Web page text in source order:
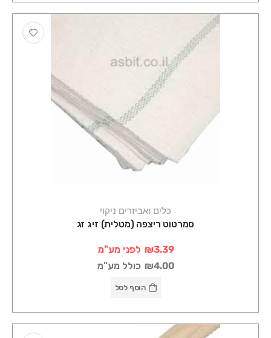
כלים ואביזרים ניקוי
סמרטוט ריצפה (מטלית) זיג זג
₪3.39 לפני מע"מ
₪4.00 כולל מע"מ
הוסף לסל